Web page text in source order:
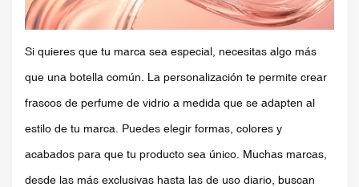
Si quieres que tu marca sea especial, necesitas algo más
que una botella común. La personalización te permite crear
frascos de perfume de vidrio a medida que se adapten al
estilo de tu marca. Puedes elegir formas, colores y
acabados para que tu producto sea único. Muchas marcas,
desde las más exclusivas hasta las de uso diario, buscan